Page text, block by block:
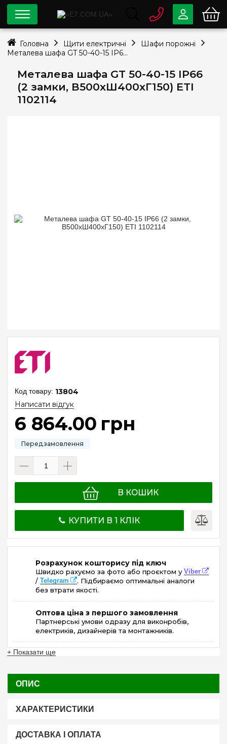
Металева шафа GT 50-40-15 IP66
(2 замки, В500xШ400xГ150) ETI
1102114
13804
Написати відгук
6 864.00 грн
В КОШИК
КУПИТИ В 1 КЛІК
Розрахунок кошторису під ключ
Швидко рахуємо за фото або проєктом у Viber
/ Telegram
. Підбираємо оптимальні аналоги
без втрати якості.
Оптова ціна з першого замовлення
Партнерські умови одразу для виконробів,
електриків, дизайнерів та монтажників.
+ Показати ще
ОПИС
ХАРАКТЕРИСТИКИ
ДОСТАВКА І ОПЛАТА
0 80033-63-07
Безкоштовно
info@e7.com.ua
044334-79-78
Viber Telegram
Головна Щити електричні
Шафи порожні
Металева шафа GT 50-40-15 IP66 (2 замки, В500xШ400xГ150) ETI 1102114